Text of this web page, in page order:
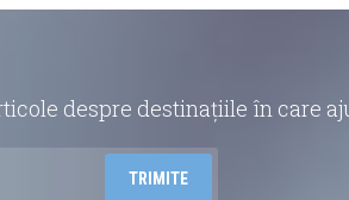
despre destinațiile în care